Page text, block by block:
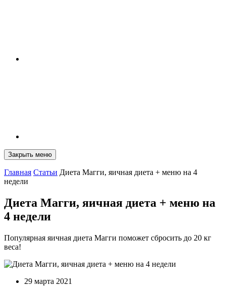
Закрыть меню
Главная Статьи Диета Магги, яичная диета + меню на 4
недели
Диета Магги, яичная диета + меню на
4 недели
Популярная яичная диета Магги поможет сбросить до 20 кг
веса!
29 марта 2021